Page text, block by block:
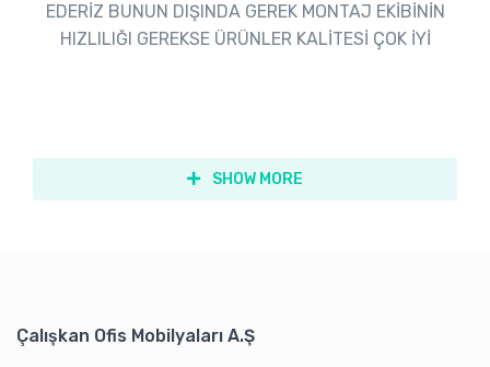
EDERİZ BUNUN DIŞINDA GEREK MONTAJ EKİBİNİN
HIZLILIĞI GEREKSE ÜRÜNLER KALİTESİ ÇOK İYİ
SHOW MORE
Çalışkan Ofis Mobilyaları A.Ş